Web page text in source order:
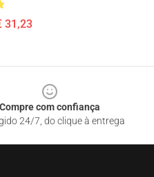
31,23
Compre com confiança
24/7, do clique à entrega